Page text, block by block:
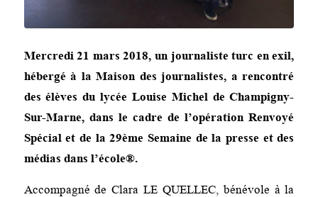
Mercredi 21 mars 2018, un journaliste turc en exil,
hébergé à la Maison des journalistes, a rencontré
des élèves du lycée Louise Michel de Champigny-
Sur-Marne, dans le cadre de l’opération Renvoyé
Spécial et de la 29ème Semaine de la presse et des
médias dans l’école®.
Accompagné de Clara LE QUELLEC, bénévole à la